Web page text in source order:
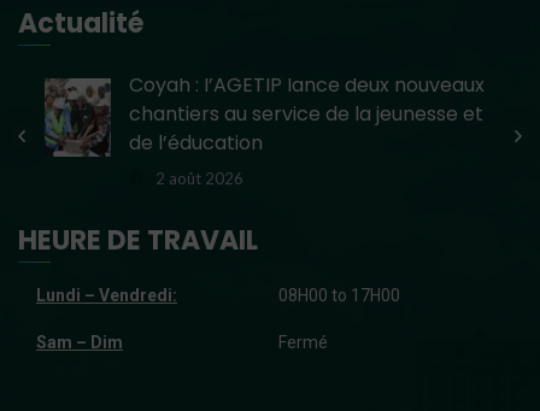
Actualité
Coyah : l’AGETIP lance deux nouveaux
chantiers au service de la jeunesse et
de l’éducation
2 août 2026
HEURE DE TRAVAIL
Lundi – Vendredi:
Sam – Dim
08H00 to 17H00
Fermé